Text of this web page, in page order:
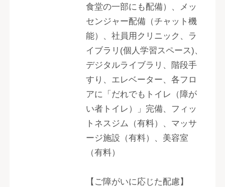
食堂の一部にも配備）、メッ
センジャー配備（チャット機
能）、社員用クリニック、ラ
イブラリ(個人学習スペース)、
デジタルライブラリ、階段手
すり、エレベーター、各フロ
アに「だれでもトイレ（障が
い者トイレ）」完備、フィッ
トネスジム（有料）、マッサ
ージ施設（有料）、美容室
（有料）
【ご障がいに応じた配慮】